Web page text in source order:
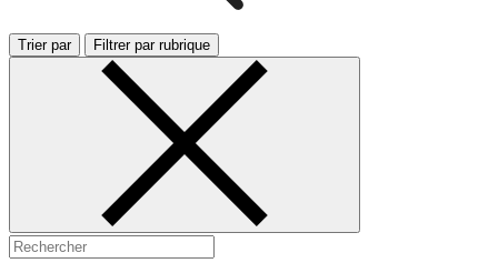
Trier par Filtrer par rubrique